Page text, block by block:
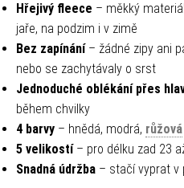
Hřejivý fleece – měkký
jaře, na podzim i v zimě
Bez zapínání– žádné zipy ani
nebo se zachytávaly o srst
Jednoduché oblékání přes
během chvilky
4 barvy– hnědá, modrá, růžová
5 velikostí– pro délku zad 23
Snadná údržba– stačí vyprat v